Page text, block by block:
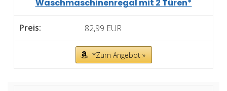
Waschmaschinenregal mit 2 Türen*
82,99 EUR
*Zum Angebot »